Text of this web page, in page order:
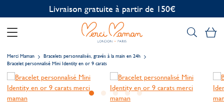
Personnalisation offerte
Merci Maman
Bracelets personnalisés, gravés à la main en 24h
Bracelet personnalisé Mini Identity en or 9 carats